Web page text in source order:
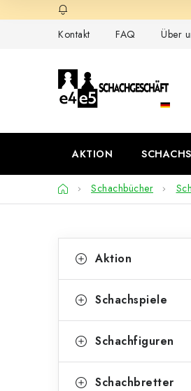
Inhalt
Kontakt
FAQ Über
AKTION
StartseiteSchachbücher
e
t
e
überspringen
a
e
o
Aktion
Schachspiele
Schachfiguren
Schachbretter